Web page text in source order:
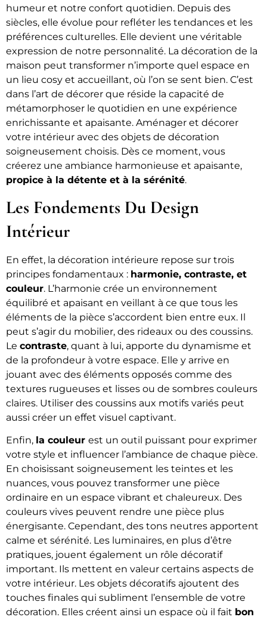
humeur et notre confort quotidien. Depuis des
siècles, elle évolue pour refléter les tendances et les
préférences culturelles. Elle devient une véritable
expression de notre personnalité. La décoration de la
maison peut transformer n’importe quel espace en
un lieu cosy et accueillant, où l’on se sent bien. C’est
dans l’art de décorer que réside la capacité de
métamorphoser le quotidien en une expérience
enrichissante et apaisante. Aménager et décorer
votre intérieur avec des objets de décoration
soigneusement choisis. Dès ce moment, vous
créerez une ambiance harmonieuse et apaisante,
propice à la détente et à la sérénité.
Les Fondements Du Design
Intérieur
En effet, la décoration intérieure repose sur trois
principes fondamentaux : harmonie, contraste, et
couleur. L’harmonie crée un environnement
équilibré et apaisant en veillant à ce que tous les
éléments de la pièce s’accordent bien entre eux. Il
peut s’agir du mobilier, des rideaux ou des coussins.
Le contraste, quant à lui, apporte du dynamisme et
de la profondeur à votre espace. Elle y arrive en
jouant avec des éléments opposés comme des
textures rugueuses et lisses ou de sombres couleurs
claires. Utiliser des coussins aux motifs variés peut
aussi créer un effet visuel captivant.
Enfin, la couleur est un outil puissant pour exprimer
votre style et influencer l’ambiance de chaque pièce.
En choisissant soigneusement les teintes et les
nuances, vous pouvez transformer une pièce
ordinaire en un espace vibrant et chaleureux. Des
couleurs vives peuvent rendre une pièce plus
énergisante. Cependant, des tons neutres apportent
calme et sérénité. Les luminaires, en plus d’être
pratiques, jouent également un rôle décoratif
important. Ils mettent en valeur certains aspects de
votre intérieur. Les objets décoratifs ajoutent des
touches finales qui subliment l’ensemble de votre
décoration. Elles créent ainsi un espace où il fait bon